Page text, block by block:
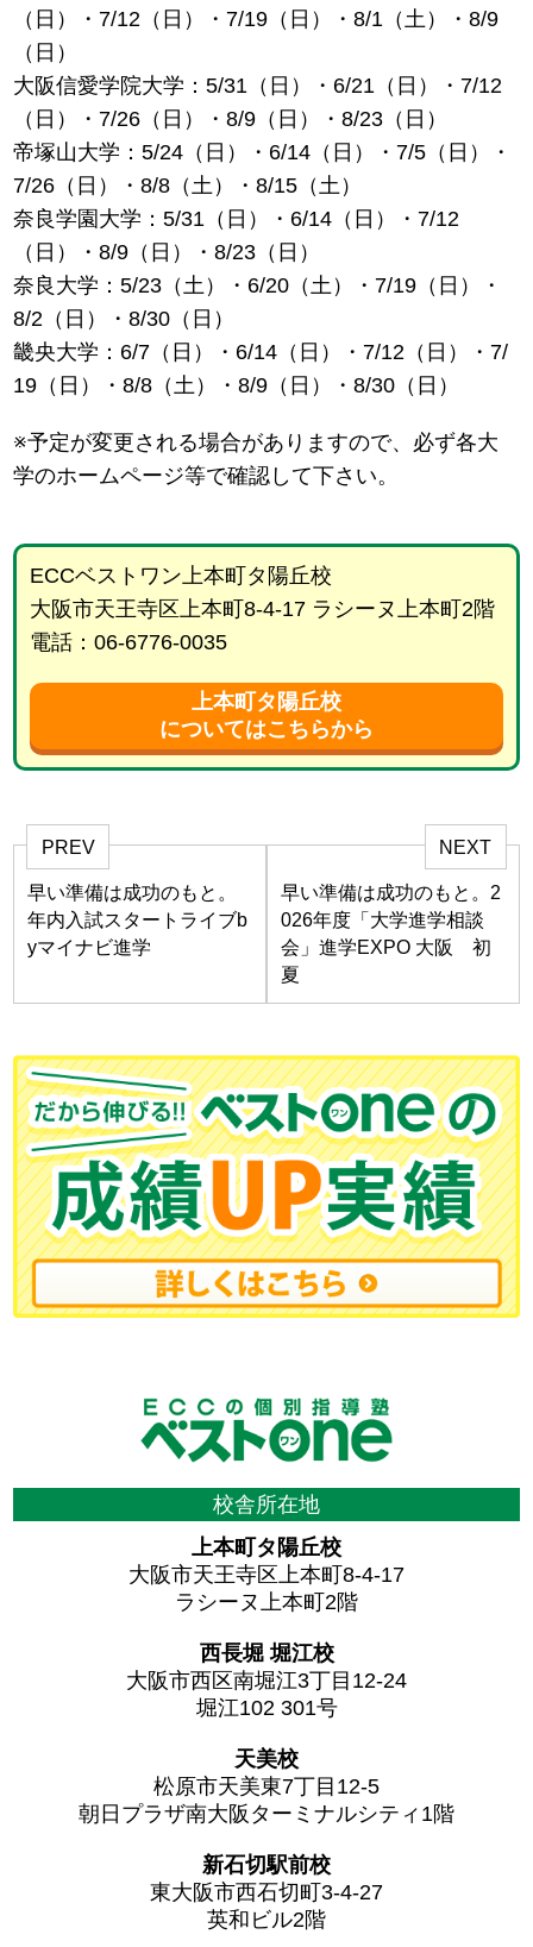
（日）・7/12（日）・7/19（日）・8/1（土）・8/9
（日）
大阪信愛学院大学：5/31（日）・6/21（日）・7/12
（日）・7/26（日）・8/9（日）・8/23（日）
帝塚山大学：5/24（日）・6/14（日）・7/5（日）・
7/26（日）・8/8（土）・8/15（土）
奈良学園大学：5/31（日）・6/14（日）・7/12
（日）・8/9（日）・8/23（日）
奈良大学：5/23（土）・6/20（土）・7/19（日）・
8/2（日）・8/30（日）
畿央大学：6/7（日）・6/14（日）・7/12（日）・7/
19（日）・8/8（土）・8/9（日）・8/30（日）
※予定が変更される場合がありますので、必ず各大
学のホームページ等で確認して下さい。
ECCベストワン上本町タ陽丘校
大阪市天王寺区上本町8-4-17 ラシーヌ上本町2階
電話：06-6776-0035
上本町タ陽丘校
についてはこちらから
PREV
早い準備は成功のもと。
年内入試スタートライブb
yマイナビ進学
NEXT
早い準備は成功のもと。2
026年度「大学進学相談
会」進学EXPO 大阪 初
夏
校舎所在地
上本町タ陽丘校
大阪市天王寺区上本町8-4-17
ラシーヌ上本町2階
西長堀 堀江校
大阪市西区南堀江3丁目12-24
堀江102 301号
天美校
松原市天美東7丁目12-5
朝日プラザ南大阪ターミナルシティ1階
新石切駅前校
東大阪市西石切町3-4-27
英和ビル2階